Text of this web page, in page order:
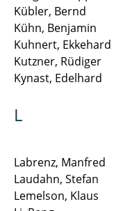
Kübler, Bernd
Kühn, Benjamin
Kuhnert, Ekkehard
Kutzner, Rüdiger
Kynast, Edelhard
L
Labrenz, Manfred
Laudahn, Stefan
Lemelson, Klaus